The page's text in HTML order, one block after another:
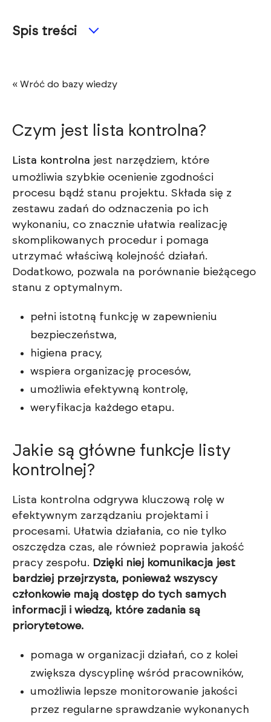
Spis treści
« Wróć do bazy wiedzy
Czym jest lista kontrolna?
Lista kontrolna jest narzędziem, które
umożliwia szybkie ocenienie zgodności
procesu bądź stanu projektu. Składa się z
zestawu zadań do odznaczenia po ich
wykonaniu, co znacznie ułatwia realizację
skomplikowanych procedur i pomaga
utrzymać właściwą kolejność działań.
Dodatkowo, pozwala na porównanie bieżącego
stanu z optymalnym.
pełni istotną funkcję w zapewnieniu
bezpieczeństwa,
higiena pracy,
wspiera organizację procesów,
umożliwia efektywną kontrolę,
weryfikacja każdego etapu.
Jakie są główne funkcje listy
kontrolnej?
Lista kontrolna odgrywa kluczową rolę w
efektywnym zarządzaniu projektami i
procesami. Ułatwia działania, co nie tylko
oszczędza czas, ale również poprawia jakość
pracy zespołu. Dzięki niej komunikacja jest
bardziej przejrzysta, ponieważ wszyscy
członkowie mają dostęp do tych samych
informacji i wiedzą, które zadania są
priorytetowe.
pomaga w organizacji działań, co z kolei
zwiększa dyscyplinę wśród pracowników,
umożliwia lepsze monitorowanie jakości
przez regularne sprawdzanie wykonanych